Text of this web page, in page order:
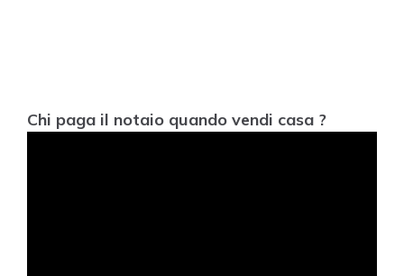
Chi paga il notaio quando vendi casa ?